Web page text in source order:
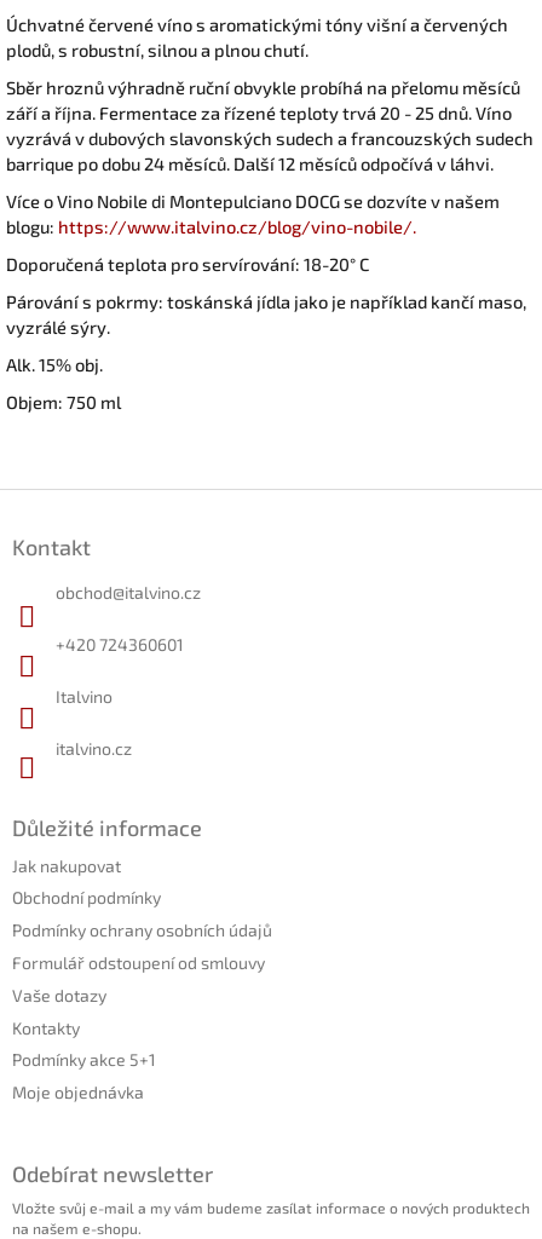
Úchvatné červené víno s aromatickými tóny višní a červených
plodů, s robustní, silnou a plnou chutí.
Sběr hroznů výhradně ruční obvykle probíhá na přelomu měsíců
září a října. Fermentace za řízené teploty trvá 20 - 25 dnů. Víno
vyzrává v dubových slavonských sudech a francouzských sudech
barrique po dobu 24 měsíců. Další 12 měsíců odpočívá v láhvi.
Více o Vino Nobile di Montepulciano DOCG se dozvíte v našem
blogu: https://www.italvino.cz/blog/vino-nobile/.
Doporučená teplota pro servírování: 18-20° C
Párování s pokrmy: toskánská jídla jako je například kančí maso,
vyzrálé sýry.
Alk. 15% obj.
Objem: 750 ml
Kontakt
obchod@italvino.cz
+420 724360601
Italvino
italvino.cz
Důležité informace
Jak nakupovat
Obchodní podmínky
Podmínky ochrany osobních údajů
Formulář odstoupení od smlouvy
Vaše dotazy
Kontakty
Podmínky akce 5+1
Moje objednávka
Odebírat newsletter
Vložte svůj e-mail a my vám budeme zasílat informace o nových produktech
na našem e-shopu.